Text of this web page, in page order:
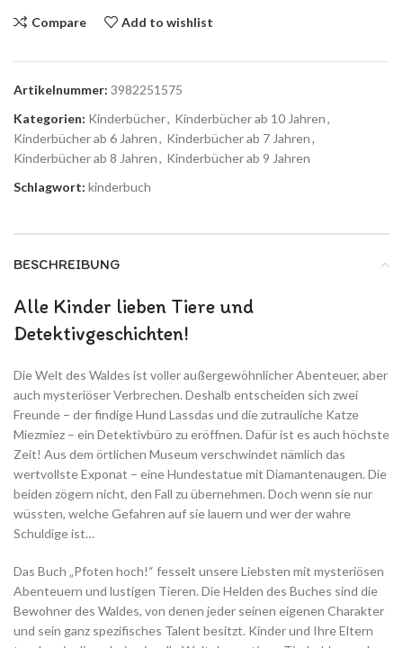
Compare Add to wishlist
Artikelnummer: 3982251575
Kategorien: Kinderbücher, Kinderbücher ab 10 Jahren,
Kinderbücher ab 6 Jahren, Kinderbücher ab 7 Jahren,
Kinderbücher ab 8 Jahren, Kinderbücher ab 9 Jahren
Schlagwort: kinderbuch
BESCHREIBUNG
Alle Kinder lieben Tiere und
Detektivgeschichten!
Die Welt des Waldes ist voller außergewöhnlicher Abenteuer, aber
auch mysteriöser Verbrechen. Deshalb entscheiden sich zwei
Freunde – der findige Hund Lassdas und die zutrauliche Katze
Miezmiez – ein Detektivbüro zu eröffnen. Dafür ist es auch höchste
Zeit! Aus dem örtlichen Museum verschwindet nämlich das
wertvollste Exponat – eine Hundestatue mit Diamantenaugen. Die
beiden zögern nicht, den Fall zu übernehmen. Doch wenn sie nur
wüssten, welche Gefahren auf sie lauern und wer der wahre
Schuldige ist…
Das Buch „Pfoten hoch!“ fesselt unsere Liebsten mit mysteriösen
Abenteuern und lustigen Tieren. Die Helden des Buches sind die
Bewohner des Waldes, von denen jeder seinen eigenen Charakter
und sein ganz spezifisches Talent besitzt. Kinder und Ihre Eltern